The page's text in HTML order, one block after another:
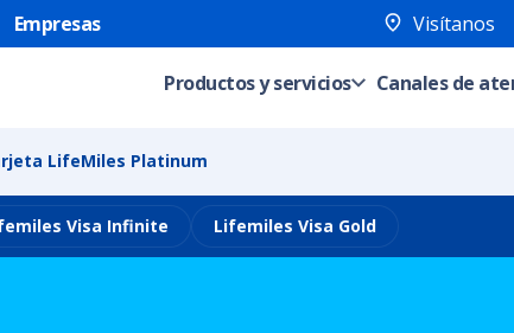
Empresas Visítanos
Productos y servicios Canales de
LifeMiles Platinum
Visa Infinite Lifemiles Visa Gold